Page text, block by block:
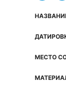
МЕСТО